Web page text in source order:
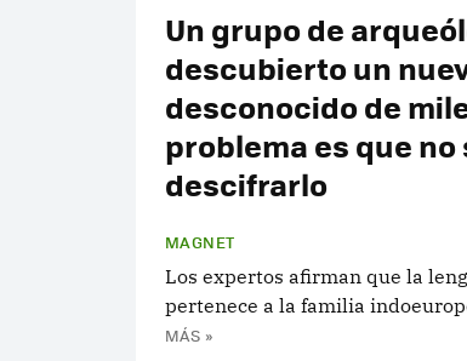
Un grupo de
descubierto un
desconocido de
problema es que no
descifrarlo
MAGNET
Los expertos afirman que la
pertenece a la familia
MÁS »